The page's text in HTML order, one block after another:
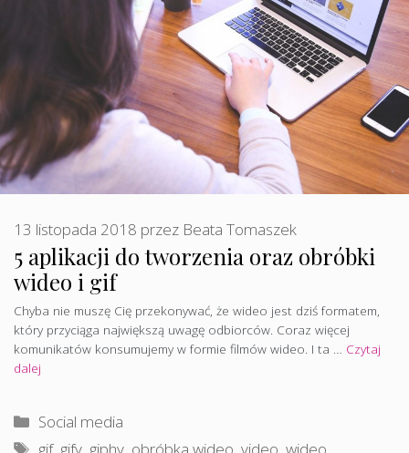
5 aplikacji do tworzenia oraz obróbki
wideo i gif
13 listopada 2018 przez Beata Tomaszek
Chyba nie muszę Cię przekonywać, że wideo jest dziś formatem,
który przyciąga największą uwagę odbiorców. Coraz więcej
komunikatów konsumujemy w formie filmów wideo. I ta … Czytaj
dalej
Kategorie
Social media
Tagi